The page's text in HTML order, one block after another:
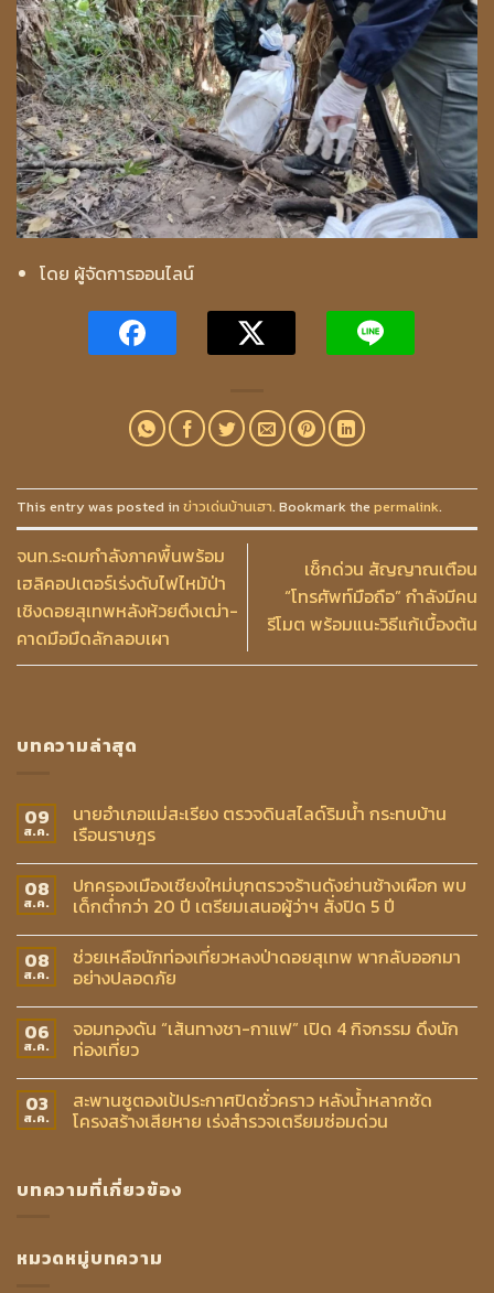
โดย ผู้จัดการออนไลน์
This entry was posted in ข่าวเด่นบ้านเฮา. Bookmark the permalink.
จนท.ระดมกำลังภาคพื้นพร้อม
เฮลิคอปเตอร์เร่งดับไฟไหม้ป่า
เชิงดอยสุเทพหลังห้วยตึงเฒ่า-
คาดมือมืดลักลอบเผา
เช็กด่วน สัญญาณเตือน
“โทรศัพท์มือถือ” กำลังมีคน
รีโมต พร้อมแนะวิธีแก้เบื้องต้น
บทความล่าสุด
09
ส.ค.
นายอำเภอแม่สะเรียง ตรวจดินสไลด์ริมน้ำ กระทบบ้าน
เรือนราษฎร
08
ส.ค.
ปกครองเมืองเชียงใหม่บุกตรวจร้านดังย่านช้างเผือก พบ
เด็กต่ำกว่า 20 ปี เตรียมเสนอผู้ว่าฯ สั่งปิด 5 ปี
08
ส.ค.
ช่วยเหลือนักท่องเที่ยวหลงป่าดอยสุเทพ พากลับออกมา
อย่างปลอดภัย
06
ส.ค.
จอมทองดัน “เส้นทางชา-กาแฟ” เปิด 4 กิจกรรม ดึงนัก
ท่องเที่ยว
03
ส.ค.
สะพานซูตองเป้ประกาศปิดชั่วคราว หลังน้ำหลากซัด
โครงสร้างเสียหาย เร่งสำรวจเตรียมซ่อมด่วน
บทความที่เกี่ยวข้อง
หมวดหมู่บทความ